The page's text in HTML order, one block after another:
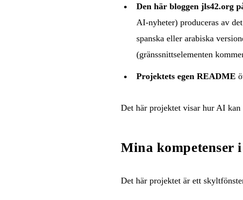
Den här bloggen jls42.org
AI-nyheter) produceras av
spanska eller arabiska
(gränssnittselementen
Projektets egen README
Det här projektet visar hur AI
Mina kompetenser
Det här projektet är ett